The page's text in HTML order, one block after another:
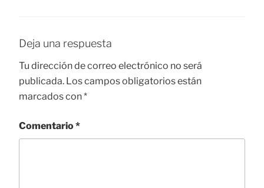
Deja una respuesta
Tu dirección de correo electrónico no será
publicada. Los campos obligatorios están
marcados con*
Comentario*